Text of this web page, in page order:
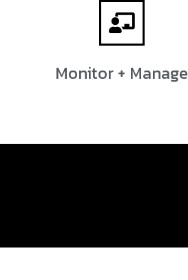
Monitor + Manage